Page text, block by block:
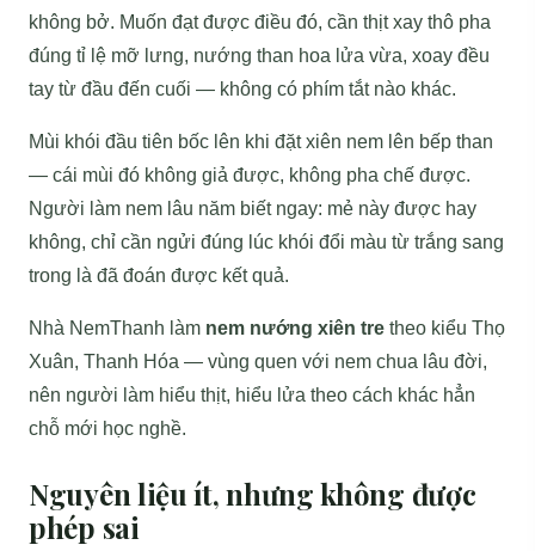
không bở. Muốn đạt được điều đó, cần thịt xay thô pha
đúng tỉ lệ mỡ lưng, nướng than hoa lửa vừa, xoay đều
tay từ đầu đến cuối — không có phím tắt nào khác.
Mùi khói đầu tiên bốc lên khi đặt xiên nem lên bếp than
— cái mùi đó không giả được, không pha chế được.
Người làm nem lâu năm biết ngay: mẻ này được hay
không, chỉ cần ngửi đúng lúc khói đổi màu từ trắng sang
trong là đã đoán được kết quả.
Nhà NemThanh làm nem nướng xiên tre theo kiểu Thọ
Xuân, Thanh Hóa — vùng quen với nem chua lâu đời,
nên người làm hiểu thịt, hiểu lửa theo cách khác hẳn
chỗ mới học nghề.
Nguyên liệu ít, nhưng không được
phép sai